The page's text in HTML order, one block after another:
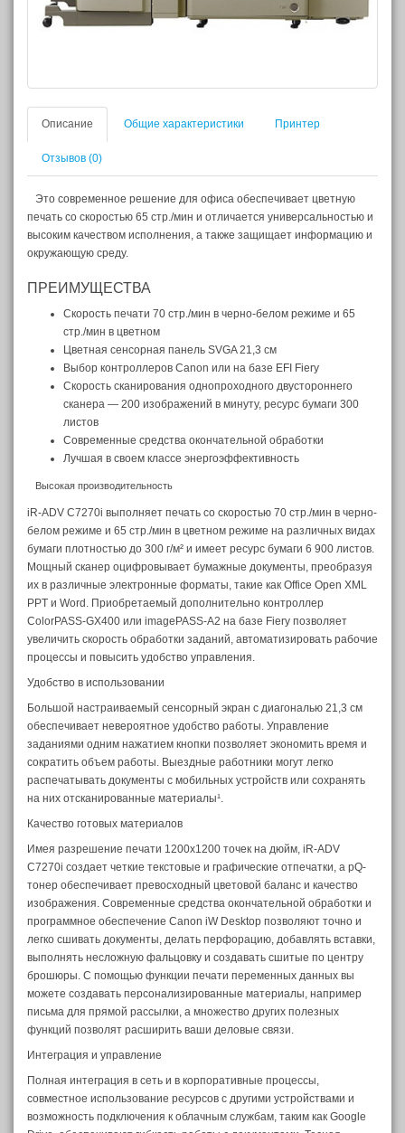
Описание Общие характеристики Принтер
Отзывов (0)
Это современное решение для офиса обеспечивает цветную
печать со скоростью 65 стр./мин и отличается универсальностью и
высоким качеством исполнения, а также защищает информацию и
окружающую среду.
ПРЕИМУЩЕСТВА
Скорость печати 70 стр./мин в черно-белом режиме и 65
стр./мин в цветном
Цветная сенсорная панель SVGA 21,3 см
Выбор контроллеров Canon или на базе EFI Fiery
Скорость сканирования однопроходного двустороннего
сканера — 200 изображений в минуту, ресурс бумаги 300
листов
Современные средства окончательной обработки
Лучшая в своем классе энергоэффективность
Высокая производительность
iR-ADV C7270i выполняет печать со скоростью 70 стр./мин в черно-
белом режиме и 65 стр./мин в цветном режиме на различных видах
бумаги плотностью до 300 г/м² и имеет ресурс бумаги 6 900 листов.
Мощный сканер оцифровывает бумажные документы, преобразуя
их в различные электронные форматы, такие как Office Open XML
PPT и Word. Приобретаемый дополнительно контроллер
ColorPASS-GX400 или imagePASS-A2 на базе Fiery позволяет
увеличить скорость обработки заданий, автоматизировать рабочие
процессы и повысить удобство управления.
Удобство в использовании
Большой настраиваемый сенсорный экран с диагональю 21,3 см
обеспечивает невероятное удобство работы. Управление
заданиями одним нажатием кнопки позволяет экономить время и
сократить объем работы. Выездные работники могут легко
распечатывать документы с мобильных устройств или сохранять
на них отсканированные материалы¹.
Качество готовых материалов
Имея разрешение печати 1200x1200 точек на дюйм, iR-ADV
C7270i создает четкие текстовые и графические отпечатки, а pQ-
тонер обеспечивает превосходный цветовой баланс и качество
изображения. Современные средства окончательной обработки и
программное обеспечение Canon iW Desktop позволяют точно и
легко сшивать документы, делать перфорацию, добавлять вставки,
выполнять несложную фальцовку и создавать сшитые по центру
брошюры. С помощью функции печати переменных данных вы
можете создавать персонализированные материалы, например
письма для прямой рассылки, а множество других полезных
функций позволят расширить ваши деловые связи.
Интеграция и управление
Полная интеграция в сеть и в корпоративные процессы,
совместное использование ресурсов с другими устройствами и
возможность подключения к облачным службам, таким как Google